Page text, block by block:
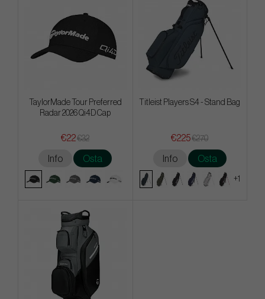
TaylorMade Tour Preferred
Radar 2026 Qi4D Cap
€22€32
Info Osta
Titleist Players S4 - Stand Bag
€225€270
Info Osta
+1